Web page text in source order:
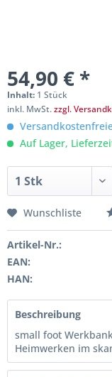
54,90 € *
Inhalt: 1 Stück
inkl. MwSt.zzgl.
Auf Lager,
Wunschliste
Artikel-Nr.:
EAN:
HAN:
Beschreibung
small foot
Heimwerken im